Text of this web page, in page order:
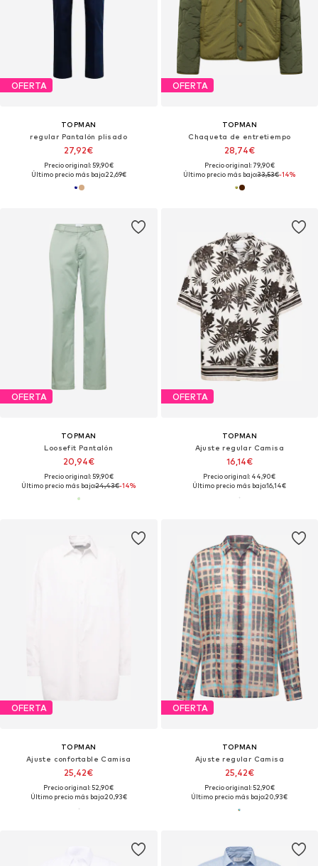
OFERTA
TOPMAN
regular Pantalón plisado
27,92€
Precio original: 59,90€
Último precio más bajo:22,69€
OFERTA
TOPMAN
Chaqueta de entretiempo
28,74€
Precio original: 79,90€
Último precio más bajo:33,53€-14%
OFERTA
TOPMAN
Loosefit Pantalón
20,94€
Precio original: 59,90€
Último precio más bajo:24,43€-14%
OFERTA
TOPMAN
Ajuste regular Camisa
16,14€
Precio original: 44,90€
Último precio más bajo:16,14€
OFERTA
TOPMAN
Ajuste confortable Camisa
25,42€
Precio original: 52,90€
Último precio más bajo:20,93€
OFERTA
TOPMAN
Ajuste regular Camisa
25,42€
Precio original: 52,90€
Último precio más bajo:20,93€